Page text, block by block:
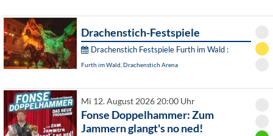
Drachenstich-Festspiele
Drachenstich Festspiele Furth im Wald :
Furth im Wald, Drachenstich Arena
Mi 12. August 2026 20:00 Uhr
Fonse Doppelhammer: Zum
Jammern glangt's no ned!